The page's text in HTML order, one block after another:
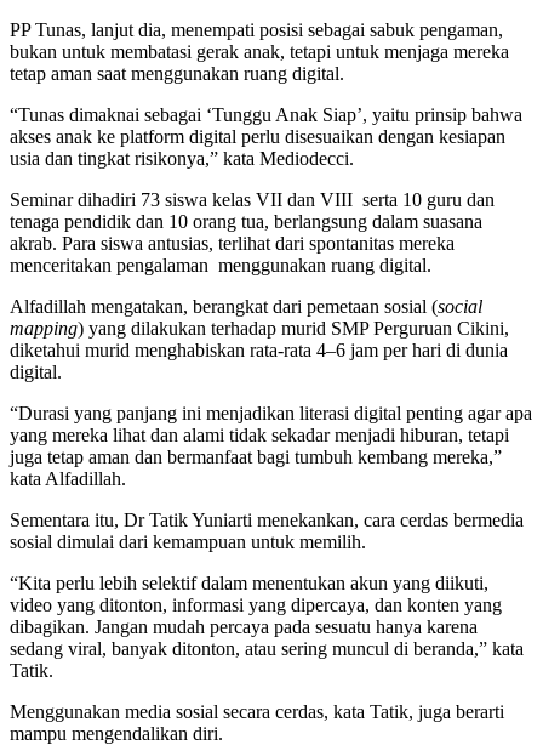
PP Tunas, lanjut dia, menempati posisi sebagai sabuk pengaman,
bukan untuk membatasi gerak anak, tetapi untuk menjaga mereka
tetap aman saat menggunakan ruang digital.
“Tunas dimaknai sebagai ‘Tunggu Anak Siap’, yaitu prinsip bahwa
akses anak ke platform digital perlu disesuaikan dengan kesiapan
usia dan tingkat risikonya,” kata Mediodecci.
Seminar dihadiri 73 siswa kelas VII dan VIII serta 10 guru dan
tenaga pendidik dan 10 orang tua, berlangsung dalam suasana
akrab. Para siswa antusias, terlihat dari spontanitas mereka
menceritakan pengalaman menggunakan ruang digital.
Alfadillah mengatakan, berangkat dari pemetaan sosial (social
mapping) yang dilakukan terhadap murid SMP Perguruan Cikini,
diketahui murid menghabiskan rata-rata 4–6 jam per hari di dunia
digital.
“Durasi yang panjang ini menjadikan literasi digital penting agar apa
yang mereka lihat dan alami tidak sekadar menjadi hiburan, tetapi
juga tetap aman dan bermanfaat bagi tumbuh kembang mereka,”
kata Alfadillah.
Sementara itu, Dr Tatik Yuniarti menekankan, cara cerdas bermedia
sosial dimulai dari kemampuan untuk memilih.
“Kita perlu lebih selektif dalam menentukan akun yang diikuti,
video yang ditonton, informasi yang dipercaya, dan konten yang
dibagikan. Jangan mudah percaya pada sesuatu hanya karena
sedang viral, banyak ditonton, atau sering muncul di beranda,” kata
Tatik.
Menggunakan media sosial secara cerdas, kata Tatik, juga berarti
mampu mengendalikan diri.